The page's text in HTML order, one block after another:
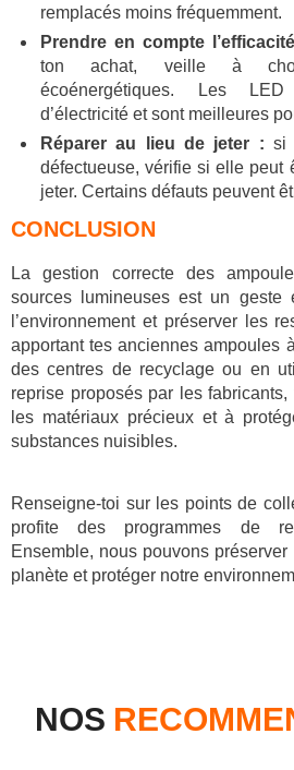
remplacés moins fréquemment.
Prendre en compte
ton achat, veille à
écoénergétiques. Les
d’électricité et sont meilleures
Réparer au lieu de jeter : si
défectueuse, vérifie si elle peut
jeter. Certains défauts peuvent
CONCLUSION
La gestion correcte des
sources lumineuses est un geste
l’environnement et préserver les
apportant tes anciennes ampoules
des centres de recyclage ou en
reprise proposés par les
les matériaux précieux et à
substances nuisibles.
Renseigne-toi sur les points de
profite des programmes de
Ensemble, nous pouvons
planète et protéger notre
NOS